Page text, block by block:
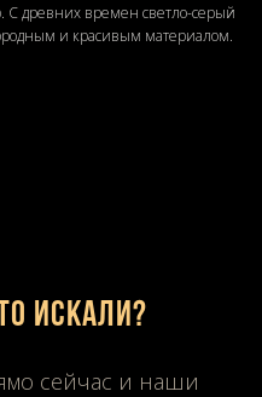
древних времен светло-серый
и красивым материалом.
искали?
сейчас и наши